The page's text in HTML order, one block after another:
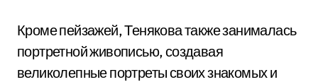
Кроме пейзажей, Тенякова также занималась
портретной живописью, создавая
великолепные портреты своих знакомых и